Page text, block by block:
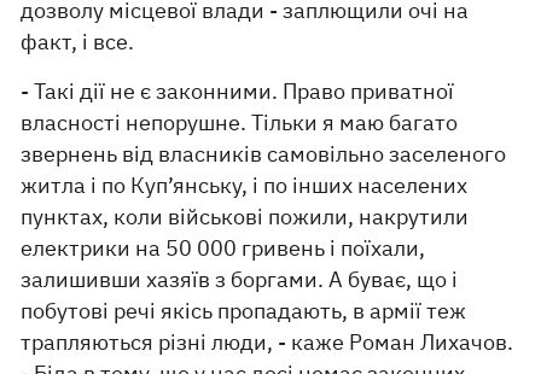
дозволу місцевої влади - заплющили очі на
факт, і все.
- Такі дії не є законними. Право приватної
власності непорушне. Тільки я маю багато
звернень від власників самовільно заселеного
житла і по Куп’янську, і по інших населених
пунктах, коли військові пожили, накрутили
електрики на 50 000 гривень і поїхали,
залишивши хазяїв з боргами. А буває, що і
побутові речі якісь пропадають, в армії теж
трапляються різні люди, - каже Роман Лихачов.